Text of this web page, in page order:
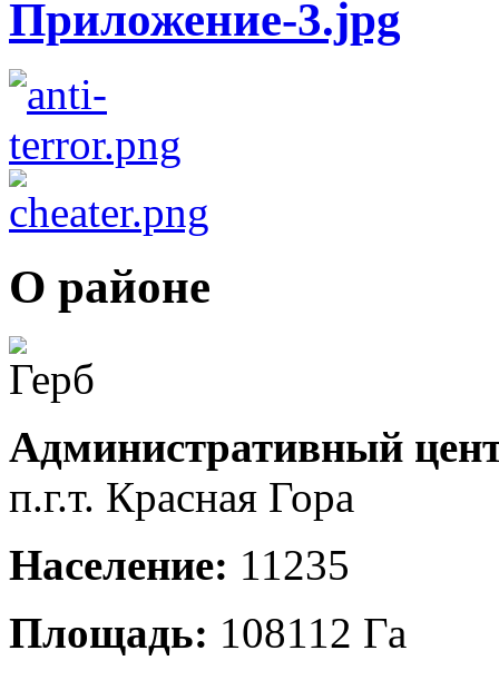
О районе
Административный
п.г.т. Красная Гора
Население: 11235
Площадь: 108112 Га